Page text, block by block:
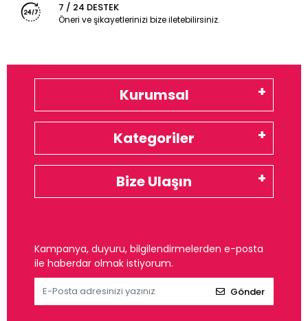
7 / 24 DESTEK
Öneri ve şikayetlerinizi bize iletebilirsiniz.
Kurumsal
Kategoriler
Bize Ulaşın
Kampanya, duyuru, bilgilendirmelerden e-posta
ile haberdar olmak istiyorum.
Gönder